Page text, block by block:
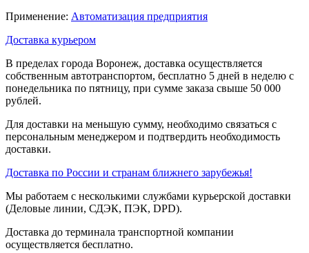
Применение: Автоматизация предприятия
Доставка курьером
В пределах города Воронеж, доставка осуществляется
собственным автотранспортом, бесплатно 5 дней в неделю с
понедельника по пятницу, при сумме заказа свыше 50 000
рублей.
Для доставки на меньшую сумму, необходимо связаться с
персональным менеджером и подтвердить необходимость
доставки.
Доставка по России и странам ближнего зарубежья!
Мы работаем с несколькими службами курьерской доставки
(Деловые линии, СДЭК, ПЭК, DPD).
Доставка до терминала транспортной компании
осуществляется бесплатно.